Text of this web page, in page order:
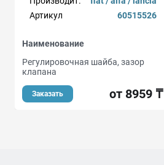
Артикул
60515526
Наименование
Регулировочная шайба, зазор
клапана
Заказать от 8959 ₸